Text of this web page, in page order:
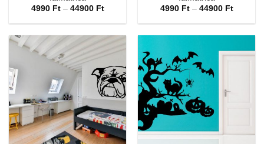
4990 Ft – 44900 FtÁrtartomány:
-
4990 Ft – 44900 Ft
-